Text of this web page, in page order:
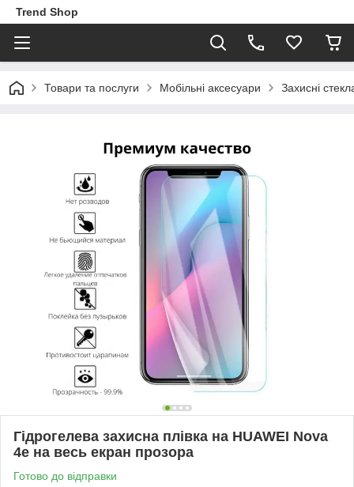
Trend Shop
Товари та послуги Мобільні аксесуари Захисні
Гідрогелева захисна плівка на HUAWEI Nova
4e на весь екран прозора
Готово до відправки